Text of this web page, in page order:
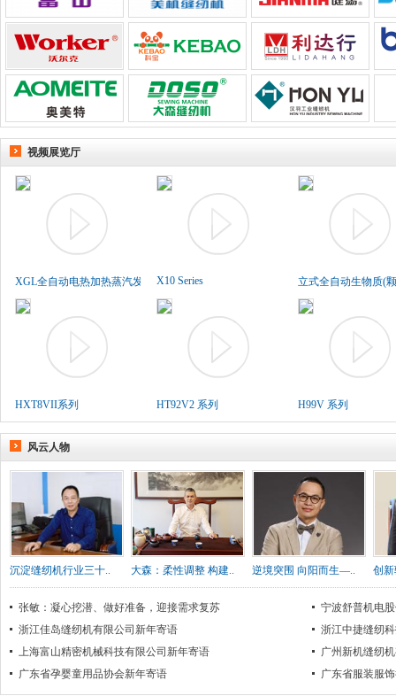
视频展览厅
XGL全自动电热加热蒸汽发生..X10 Series 立式全自动生物质(
HXT8VII系列 HT92V2 系列 H99V 系列
风云人物
沉淀缝纫机行业三十.. 大森：柔性调整 构建.. 逆境突围 向阳而生—.. 创
张敏：凝心挖潜、做好准备，迎接需求复苏
宁波舒普机电
浙江佳岛缝纫机有限公司新年寄语
浙江中捷缝纫
上海富山精密机械科技有限公司新年寄语
广州新机缝纫
广东省孕婴童用品协会新年寄语
广东省服装服